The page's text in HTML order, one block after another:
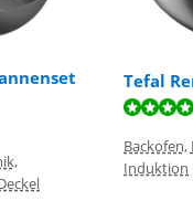
Tefal
Backofen,
Induktion